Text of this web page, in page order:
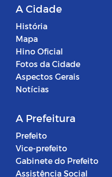
A Cidade
História
Mapa
Hino Oficial
Fotos da Cidade
Aspectos Gerais
Notícias
A Prefeitura
Prefeito
Vice-prefeito
Gabinete do Prefeito
Assistência Social